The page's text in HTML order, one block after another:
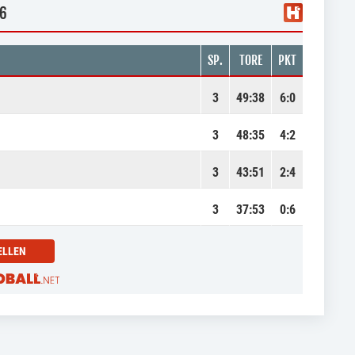
SP. TORE PKT
3 49:38 6:0
3 48:35 4:2
3 43:51 2:4
3 37:53 0:6